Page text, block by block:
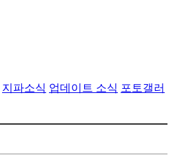
지파소식 업데이트 소식 포토갤러